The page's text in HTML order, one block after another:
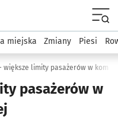
Komunikacja
miejska Zmiany Piesi
większe limity pasażerów w
pasażerów w